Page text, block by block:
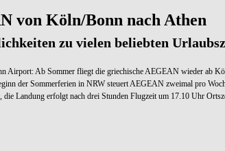
von Köln/Bonn nach Athen
zu vielen beliebten
Airport: Ab Sommer fliegt die griechische AEGEAN wieder ab
der Sommerferien in NRW steuert AEGEAN zweimal pro
die Landung erfolgt nach drei Stunden Flugzeit um 17.10 Uhr